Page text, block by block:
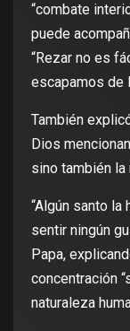
“combate
puede
“Rezar no es
escapamos de
También
Dios
sino también
“Algún santo la
sentir ningún
Papa,
concentración
naturaleza